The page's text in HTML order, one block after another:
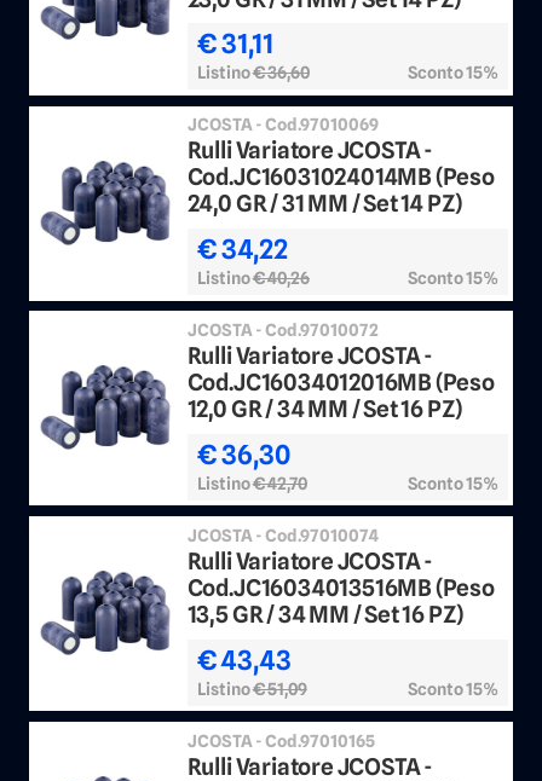
€ 31,11
Listino€ 36,60 Sconto 15%
JCOSTA - Cod.97010069
Rulli Variatore JCOSTA -
Cod.JC16031024014MB (Peso
24,0 GR / 31 MM / Set 14 PZ)
€ 34,22
Listino€ 40,26 Sconto 15%
JCOSTA - Cod.97010072
Rulli Variatore JCOSTA -
Cod.JC16034012016MB (Peso
12,0 GR / 34 MM / Set 16 PZ)
€ 36,30
Listino€ 42,70 Sconto 15%
JCOSTA - Cod.97010074
Rulli Variatore JCOSTA -
Cod.JC16034013516MB (Peso
13,5 GR / 34 MM / Set 16 PZ)
€ 43,43
Listino€ 51,09 Sconto 15%
JCOSTA - Cod.97010165
Rulli Variatore JCOSTA -